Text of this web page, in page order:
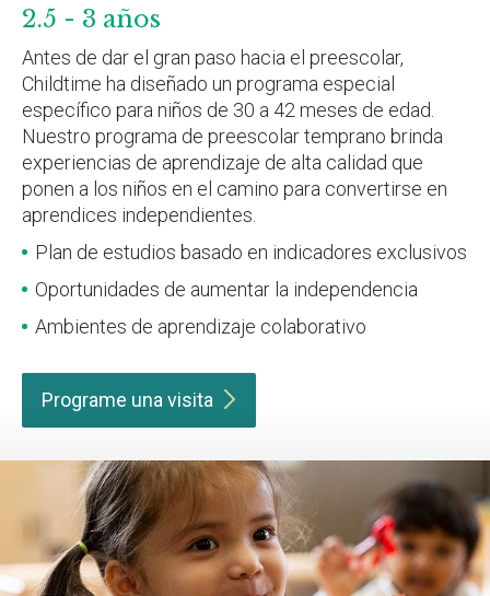
2.5 - 3 años
Antes de dar el gran paso hacia el preescolar,
Childtime ha diseñado un programa especial
específico para niños de 30 a 42 meses de edad.
Nuestro programa de preescolar temprano brinda
experiencias de aprendizaje de alta calidad que
ponen a los niños en el camino para convertirse en
aprendices independientes.
Plan de estudios basado en indicadores exclusivos
Oportunidades de aumentar la independencia
Ambientes de aprendizaje colaborativo
Programe una visita